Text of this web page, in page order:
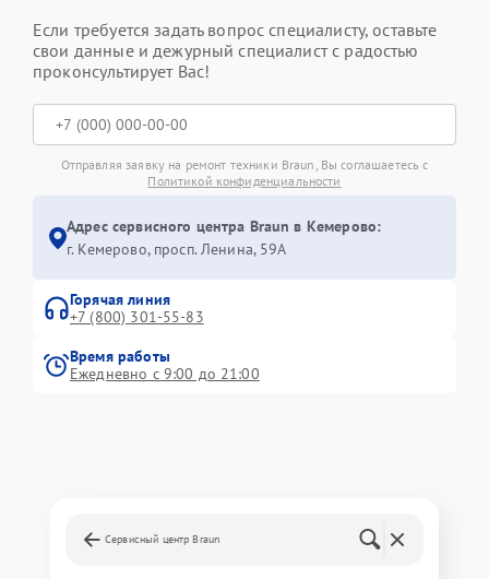
Если требуется задать вопрос специалисту, оставьте
свои данные и дежурный специалист с радостью
проконсультирует Вас!
Отправляя заявку на ремонт техники Braun, Вы соглашаетесь с
Политикой конфиденциальности
Адрес сервисного центра Braun в Кемерово:
г. Кемерово, просп. Ленина, 59А
Горячая линия
+7 (800) 301-55-83
Время работы
Ежедневно с 9:00 до 21:00
Сервисный центр Braun